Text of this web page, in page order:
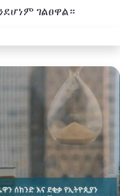
ገልፀዋል።